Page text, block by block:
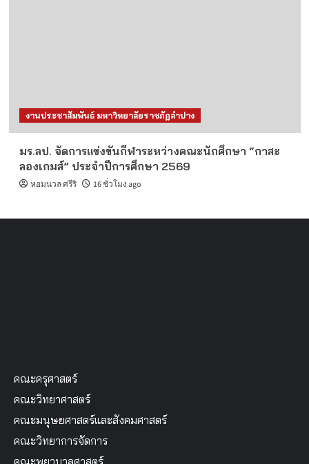
งานประชาสัมพันธ์ มหาวิทยาลัยราชภัฏลำปาง
มร.ลป. จัดการแข่งขันกีฬาระหว่างคณะนักศึกษา “กาสะ
ลองเกมส์” ประจำปีการศึกษา 2569
หอมนวล ศรีริ 16 ชั่วโมง ago
คณะครุศาสตร์
คณะวิทยาศาสตร์
คณะมนุษยศาสตร์และสังคมศาสตร์
คณะวิทยาการจัดการ
คณะพยาบาลศาสตร์